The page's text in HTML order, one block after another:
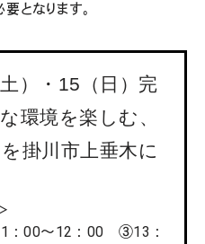
となります。
）・15（日）完
環境を楽しむ、
掛川市上垂木に
00〜12：00 ③13：